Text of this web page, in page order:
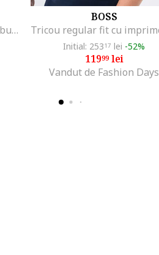
Tricou Barbati, Bleumarin, bumbac 100, Bleumarin
BOSS
Initial: 25317 lei -52%
11999lei
Vandut de Fashion Days